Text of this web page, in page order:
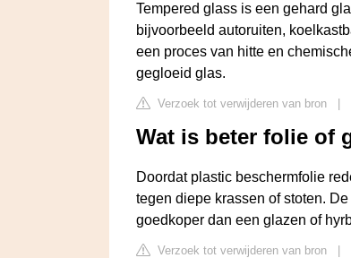
Tempered glass is een gehard
bijvoorbeeld autoruiten,
een proces van hitte en
gegloeid glas.
Verzoek tot verwijderen van bron
Wat is beter folie of
Doordat plastic beschermfolie
tegen diepe krassen of stoten.
goedkoper dan een glazen of
Verzoek tot verwijderen van bron